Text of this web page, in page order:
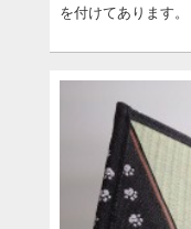
を付けてあります。